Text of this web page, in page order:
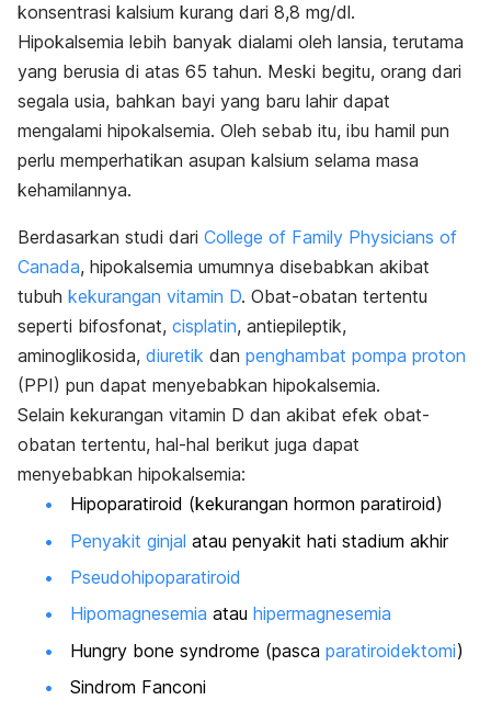
konsentrasi kalsium kurang dari 8,8 mg/dl.
Hipokalsemia lebih banyak dialami oleh lansia, terutama
yang berusia di atas 65 tahun. Meski begitu, orang dari
segala usia, bahkan bayi yang baru lahir dapat
mengalami hipokalsemia. Oleh sebab itu, ibu hamil pun
perlu memperhatikan asupan kalsium selama masa
kehamilannya.
Berdasarkan studi dari College of Family Physicians of
Canada, hipokalsemia umumnya disebabkan akibat
tubuh kekurangan vitamin D. Obat-obatan tertentu
seperti bifosfonat, cisplatin, antiepileptik,
aminoglikosida, diuretik dan penghambat pompa proton
(PPI) pun dapat menyebabkan hipokalsemia.
Selain kekurangan vitamin D dan akibat efek obat-
obatan tertentu, hal-hal berikut juga dapat
menyebabkan hipokalsemia:
Hipoparatiroid (kekurangan hormon paratiroid)
Penyakit ginjal atau penyakit hati stadium akhir
Pseudohipoparatiroid
Hipomagnesemia atau hipermagnesemia
Hungry bone syndrome (pasca paratiroidektomi)
Sindrom Fanconi